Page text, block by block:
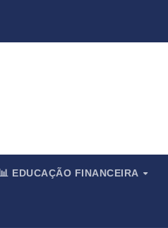
📊 EDUCAÇÃO FINANCEIRA